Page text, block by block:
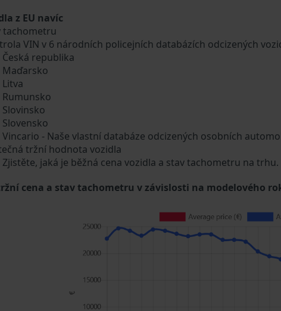
z EU navíc
tachometru
VIN v 6 národních policejních databázích odcizených
Česká republika
Maďarsko
Litva
Rumunsko
Slovinsko
Slovensko
Vincario - Naše vlastní databáze odcizených osobních
tržní hodnota vozidla
Zjistěte, jaká je běžná cena vozidla a stav tachometru na trhu.
cena a stav tachometru v závislosti na modelového